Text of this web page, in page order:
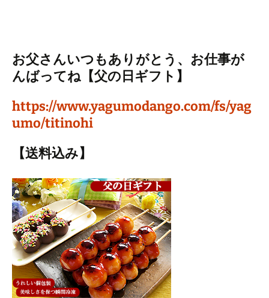
お父さんいつもありがとう、お仕事が
んばってね【父の日ギフト】
https://www.yagumodango.com/fs/yag
umo/titinohi
【送料込み】